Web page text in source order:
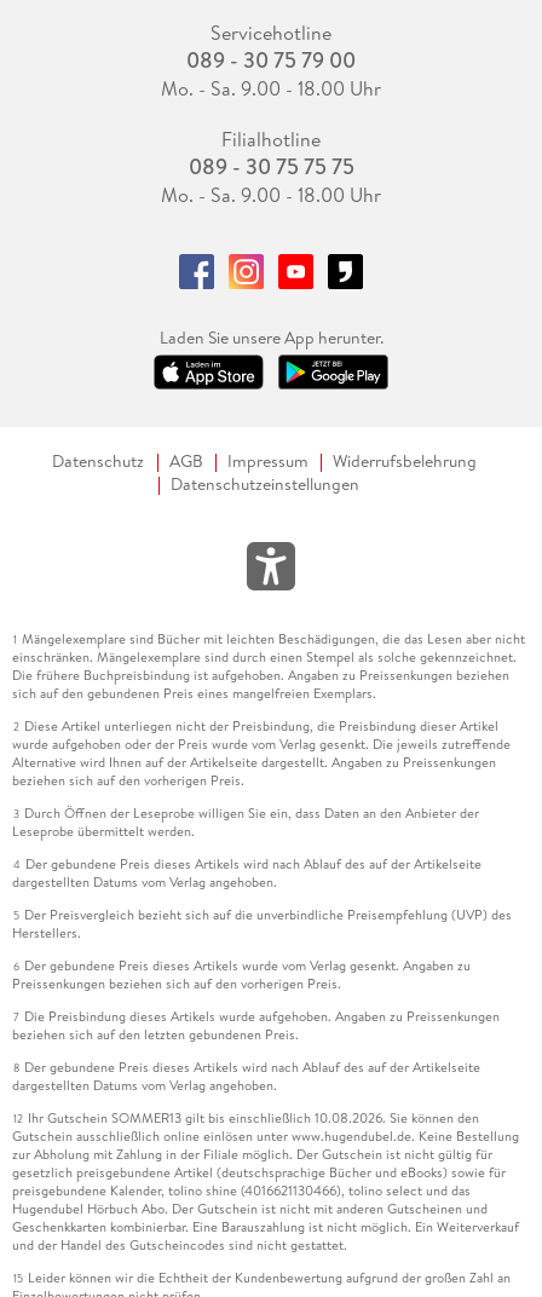
Servicehotline
089 - 30 75 79 00
Mo. - Sa. 9.00 - 18.00 Uhr
Filialhotline
089 - 30 75 75 75
Mo. - Sa. 9.00 - 18.00 Uhr
Laden Sie unsere App herunter.
Datenschutz AGB Impressum
Widerrufsbelehrung
Datenschutzeinstellungen
1 Mängelexemplare sind Bücher mit leichten Beschädigungen, die das Lesen aber nicht
einschränken. Mängelexemplare sind durch einen Stempel als solche gekennzeichnet.
Die frühere Buchpreisbindung ist aufgehoben. Angaben zu Preissenkungen beziehen
sich auf den gebundenen Preis eines mangelfreien Exemplars.
2 Diese Artikel unterliegen nicht der Preisbindung, die Preisbindung dieser Artikel
wurde aufgehoben oder der Preis wurde vom Verlag gesenkt. Die jeweils zutreffende
Alternative wird Ihnen auf der Artikelseite dargestellt. Angaben zu Preissenkungen
beziehen sich auf den vorherigen Preis.
3 Durch Öffnen der Leseprobe willigen Sie ein, dass Daten an den Anbieter der
Leseprobe übermittelt werden.
4 Der gebundene Preis dieses Artikels wird nach Ablauf des auf der Artikelseite
dargestellten Datums vom Verlag angehoben.
5 Der Preisvergleich bezieht sich auf die unverbindliche Preisempfehlung (UVP) des
Herstellers.
6 Der gebundene Preis dieses Artikels wurde vom Verlag gesenkt. Angaben zu
Preissenkungen beziehen sich auf den vorherigen Preis.
7 Die Preisbindung dieses Artikels wurde aufgehoben. Angaben zu Preissenkungen
beziehen sich auf den letzten gebundenen Preis.
8 Der gebundene Preis dieses Artikels wird nach Ablauf des auf der Artikelseite
dargestellten Datums vom Verlag angehoben.
12 Ihr Gutschein SOMMER13 gilt bis einschließlich 10.08.2026. Sie können den
Gutschein ausschließlich online einlösen unter www.hugendubel.de. Keine Bestellung
zur Abholung mit Zahlung in der Filiale möglich. Der Gutschein ist nicht gültig für
gesetzlich preisgebundene Artikel (deutschsprachige Bücher und eBooks) sowie für
preisgebundene Kalender, tolino shine (4016621130466), tolino select und das
Hugendubel Hörbuch Abo. Der Gutschein ist nicht mit anderen Gutscheinen und
Geschenkkarten kombinierbar. Eine Barauszahlung ist nicht möglich. Ein Weiterverkauf
und der Handel des Gutscheincodes sind nicht gestattet.
15 Leider können wir die Echtheit der Kundenbewertung aufgrund der großen Zahl an